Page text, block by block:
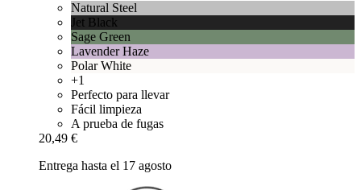
Natural Steel
Jet Black
Sage Green
Lavender Haze
Polar White
+1
Perfecto para llevar
Fácil limpieza
A prueba de fugas
20,49 €
Entrega hasta el 17 agosto